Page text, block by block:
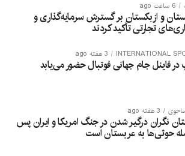
6 ساعت ago
و ازبکستان بر گسترش سرمایه‌گذاری و
تجارتی تأکید کردند
INTERNATIONAL 3 هفته ago
فاینل جام جهانی فوتبال حضور می‌یابد
3 هفته ago
نگران درگیر شدن در جنگ امریکا و ایران پس
حوثی‌ها به عربستان است